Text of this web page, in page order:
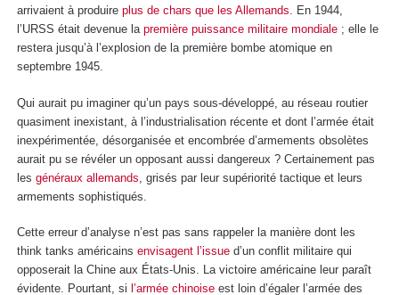
arrivaient à produire plus de chars que les Allemands. En 1944,
l’URSS était devenue la première puissance militaire mondiale ; elle le
restera jusqu’à l’explosion de la première bombe atomique en
septembre 1945.
Qui aurait pu imaginer qu’un pays sous-développé, au réseau routier
quasiment inexistant, à l’industrialisation récente et dont l’armée était
inexpérimentée, désorganisée et encombrée d’armements obsolètes
aurait pu se révéler un opposant aussi dangereux ? Certainement pas
les généraux allemands , grisés par leur supériorité tactique et leurs
armements sophistiqués.
Cette erreur d’analyse n’est pas sans rappeler la manière dont les
think tanks américains envisagent l’issue d’un conflit militaire qui
opposerait la Chine aux États-Unis. La victoire américaine leur paraît
évidente. Pourtant, si l’armée chinoise est loin d’égaler l’armée des